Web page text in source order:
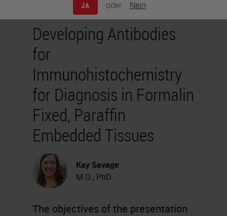
JA oder Nein
Developing Antibodies
for
Immunohistochemistry
for Diagnosis in Formalin
Fixed, Paraffin
Embedded Tissues
Kay Savage
M.D., PhD
The objectives of the presentation